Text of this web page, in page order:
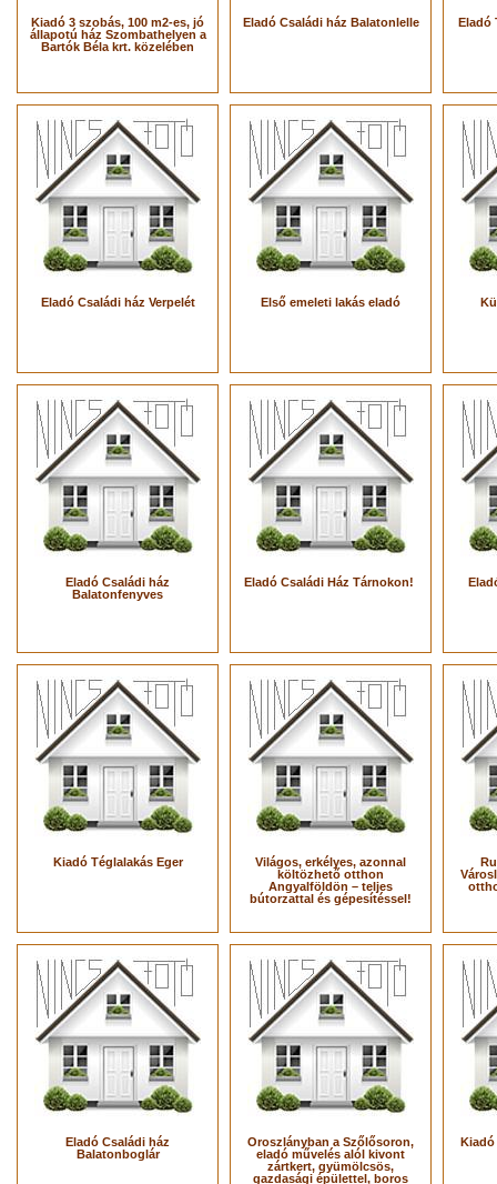
Kiadó 3 szobás, 100 m2-es, jó
állapotú ház Szombathelyen a
Bartók Béla krt. közelében
Eladó Családi ház Balatonlelle Eladó
Eladó Családi ház Verpelét Első emeleti lakás eladó
Eladó Családi ház
Balatonfenyves
Eladó Családi Ház Tárnokon!
Kiadó Téglalakás Eger
Világos, erkélyes, azonnal
költözhető otthon
Angyalföldön – teljes
bútorzattal és gépesítéssel!
Eladó Családi ház
Balatonboglár
Oroszlányban a Szőlősoron,
eladó művelés alól kivont
zártkert, gyümölcsös,
gazdasági épülettel, boros
Kiadó